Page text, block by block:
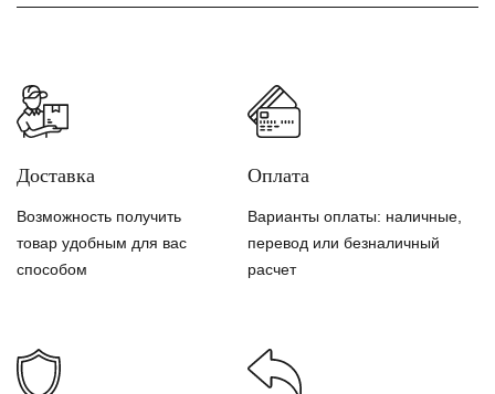
Доставка
Возможность получить
товар удобным для вас
способом
Оплата
Варианты оплаты: наличные,
перевод или безналичный
расчет